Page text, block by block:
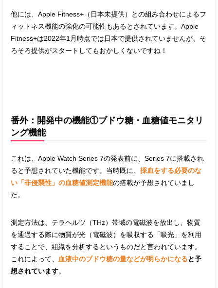
他には、Apple Fitness+（日本未提供）との組み合わせによるフ
ィットネス機能の強化の可能性もあるとされています。Apple
Fitness+は2022年1月時点では日本で提供されていませんが、そ
ろそろ提供がスタートしてもおかしくないですね！
番外：開発中の機能①ブドウ糖・血糖値モニタリ
ング機能
これは、Apple Watch Series 7の発表前に、Series 7に搭載され
ると予想されていた機能です。当時既に、採血をする必要のな
い「非侵襲性」の血糖値測定機能の搭載が予想されていまし
た。
測定方法は、テラヘルツ（THz）帯域の電磁波を放出し、物質
を通過する際に物質が光（電磁波）を吸収する「吸光」を利用
することで、組織を分析するというものだと言われています。
これによって
血液中のブドウ糖の量などが明らかになると予
想されています。